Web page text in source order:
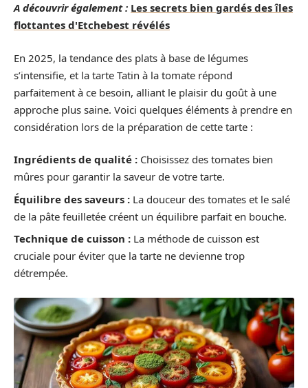
A découvrir également : Les secrets bien gardés des îles
flottantes d'Etchebest révélés
En 2025, la tendance des plats à base de légumes
s’intensifie, et la tarte Tatin à la tomate répond
parfaitement à ce besoin, alliant le plaisir du goût à une
approche plus saine. Voici quelques éléments à prendre en
considération lors de la préparation de cette tarte :
Ingrédients de qualité : Choisissez des tomates bien
mûres pour garantir la saveur de votre tarte.
Équilibre des saveurs : La douceur des tomates et le salé
de la pâte feuilletée créent un équilibre parfait en bouche.
Technique de cuisson : La méthode de cuisson est
cruciale pour éviter que la tarte ne devienne trop
détrempée.